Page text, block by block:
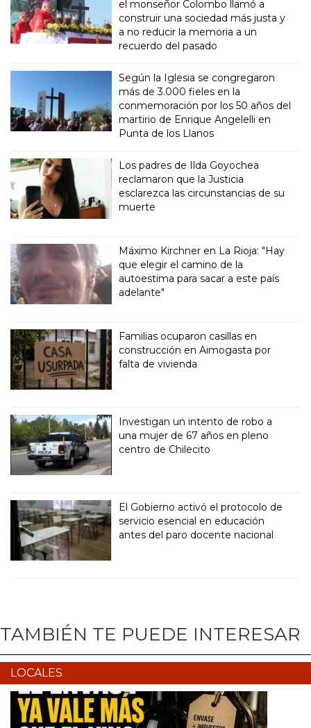
el monseñor Colombo llamó a
construir una sociedad más justa y
a no reducir la memoria a un
recuerdo del pasado
Según la Iglesia se congregaron
más de 3.000 fieles en la
conmemoración por los 50 años del
martirio de Enrique Angelelli en
Punta de los Llanos
Los padres de Ilda Goyochea
reclamaron que la Justicia
esclarezca las circunstancias de su
muerte
Máximo Kirchner en La Rioja: "Hay
que elegir el camino de la
autoestima para sacar a este país
adelante"
Familias ocuparon casillas en
construcción en Aimogasta por
falta de vivienda
Investigan un intento de robo a
una mujer de 67 años en pleno
centro de Chilecito
El Gobierno activó el protocolo de
servicio esencial en educación
antes del paro docente nacional
TAMBIÉN TE PUEDE INTERESAR
LOCALES